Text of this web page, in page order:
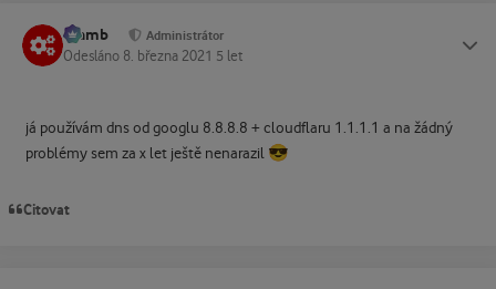
Slamb Administrátor
Odesláno 8. března 2021 5 let
já používám dns od googlu 8.8.8.8 + cloudflaru 1.1.1.1 a na žádný
problémy sem za x let ještě nenarazil 😎
Citovat